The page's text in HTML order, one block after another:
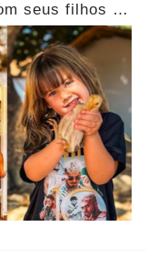
seus filhos e